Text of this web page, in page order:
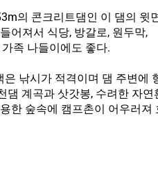
의 콘크리트댐인 이 댐의 윗
어져서 식당, 방갈로, 원두막,
족 나들이에도 좋다.
낚시가 적격이며 댐 주변에
댐 계곡과 삿갓봉, 수려한 자연
한 숲속에 캠프촌이 어우러져